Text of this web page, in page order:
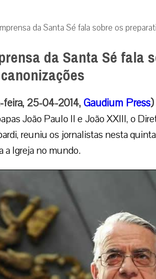
da Santa Sé fala sobre os
da Santa Sé fala
25-04-2014, Gaudium Press)
João Paulo II e João XXIII, o
reuniu os jornalistas nesta
a Igreja no mundo.